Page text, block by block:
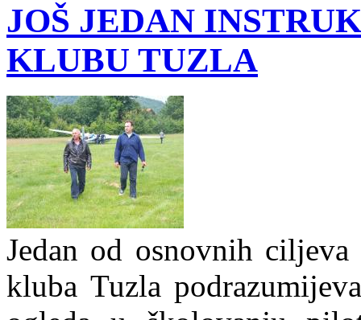
JOŠ JEDAN
KLUBU TUZLA
Jedan od osnovnih
kluba Tuzla